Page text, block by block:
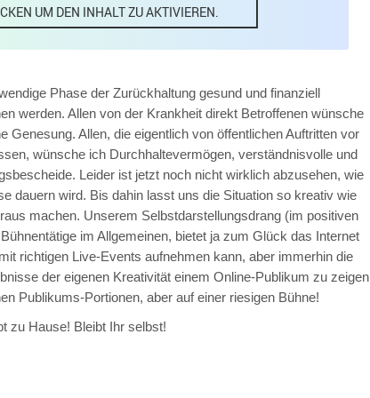
UM DEN INHALT ZU AKTIVIEREN.
Phase der Zurückhaltung gesund und finanziell
werden. Allen von der Krankheit direkt Betroffenen wünsche
Genesung. Allen, die eigentlich von öffentlichen Auftritten vor
wünsche ich Durchhaltevermögen, verständnisvolle und
Leider ist jetzt noch nicht wirklich abzusehen, wie
dauern wird. Bis dahin lasst uns die Situation so kreativ wie
machen. Unserem Selbstdarstellungsdrang (im positiven
im Allgemeinen, bietet ja zum Glück das Internet
richtigen Live-Events aufnehmen kann, aber immerhin die
der eigenen Kreativität einem Online-Publikum zu zeigen
Publikums-Portionen, aber auf einer riesigen Bühne!
zu Hause! Bleibt Ihr selbst!